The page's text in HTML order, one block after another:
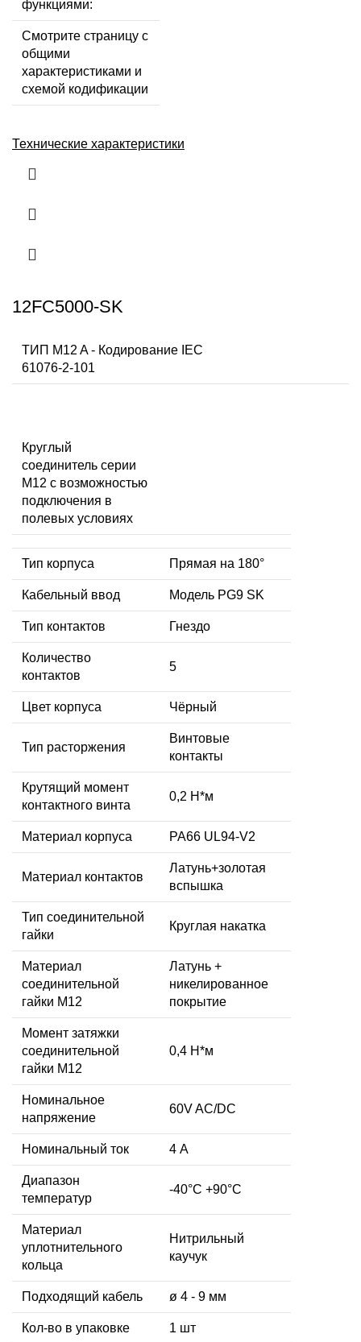
функциями:
Смотрите страницу с
общими
характеристиками и
схемой кодификации
Технические характеристики
12FC5000-SK
ТИП M12 A - Кодирование IEC
61076-2-101
Круглый
соединитель серии
M12 с возможностью
подключения в
полевых условиях
Тип корпуса Прямая на 180°
Кабельный ввод Модель PG9 SK
Тип контактов Гнездо
Количество
контактов
5
Цвет корпуса Чёрный
Тип расторжения
Винтовые
контакты
Крутящий момент
контактного винта
0,2 Н*м
Материал корпуса PA66 UL94-V2
Материал контактов
Латунь+золотая
вспышка
Тип соединительной
гайки
Круглая накатка
Материал
соединительной
гайки M12
Латунь +
никелированное
покрытие
Момент затяжки
соединительной
гайки M12
0,4 Н*м
Номинальное
напряжение
60V AC/DC
Номинальный ток 4 А
Диапазон
температур
-40°C +90°C
Материал
уплотнительного
кольца
Нитрильный
каучук
Подходящий кабель ø 4 - 9 мм
Кол-во в упаковке 1 шт